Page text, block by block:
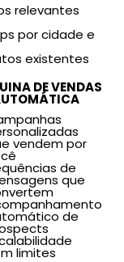
relevantes
por cidade e
existentes
DE VENDAS
de
que
de
limites
vendem por